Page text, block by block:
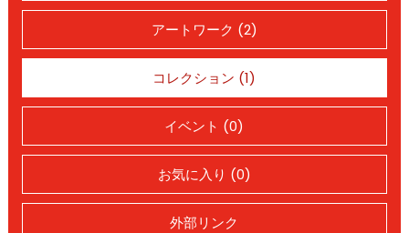
アートワーク (2)
コレクション (1)
イベント (0)
お気に入り (0)
外部リンク